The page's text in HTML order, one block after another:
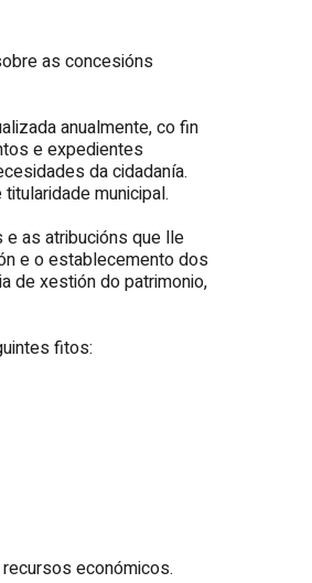
as concesións
anualmente, co fin
e expedientes
da cidadanía.
municipal.
e as atribucións que lle
e o establecemento dos
de xestión do patrimonio,
fitos:
económicos.